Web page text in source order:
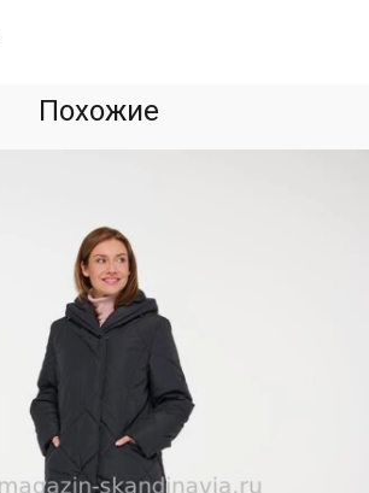
Похожие